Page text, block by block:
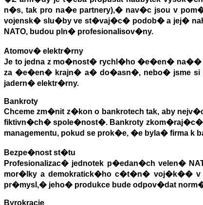
n�s, tak pro na�e partnery),� nav�c jsou v
vojensk� slu�by ve st�vaj�c� podob� a jej�
NATO, budou pln� profesionalisov�ny.
Atomov� elektr�rny
Je to jedna z mo�nost� rychl�ho �e�en� na��
za �e�en� krajn� a� do�asn�, nebo� jsme
jadern� elektr�rny.
Bankroty
Chceme zm�nit z�kon o bankrotech tak, aby
fiktivn�ch�spole�nost�. Bankroty
managementu, pokud se prok�e, �e byla� firma k
Bezpe�nost st�tu
Profesionalizac� jednotek p�edan�ch velen�
mor�lky a demokratick�ho c�t�n� voj�k�� v
pr�mysl,� jeho� produkce bude odpov�dat
Byrokracie